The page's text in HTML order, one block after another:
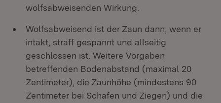
wolfsabweisenden Wirkung.
Wolfsabweisend ist der Zaun dann, wenn er
intakt, straff gespannt und allseitig
geschlossen ist. Weitere Vorgaben
betreffenden Bodenabstand (maximal 20
Zentimeter), die Zaunhöhe (mindestens 90
Zentimeter bei Schafen und Ziegen) und die